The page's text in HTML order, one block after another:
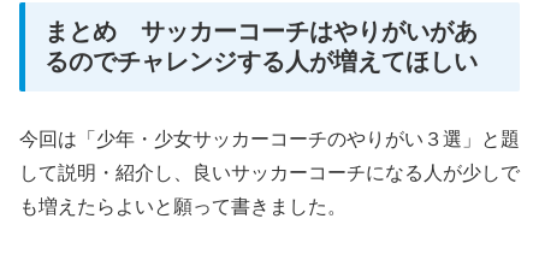
まとめ サッカーコーチはやりがいがあ
るのでチャレンジする人が増えてほしい
今回は「少年・少女サッカーコーチのやりがい３選」と題
して説明・紹介し、良いサッカーコーチになる人が少しで
も増えたらよいと願って書きました。